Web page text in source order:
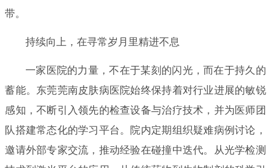
带。
持续向上，在寻常岁月里精进不息
一家医院的力量，不在于某刻的闪光，而在于持久的
蓄能。东莞莞南皮肤病医院始终保持着对行业进展的敏锐
感知，不断引入领先的检查设备与治疗技术，并为医师团
队搭建常态化的学习平台。院内定期组织疑难病例讨论，
邀请外部专家交流，推动经验在碰撞中迭代。从光学检测